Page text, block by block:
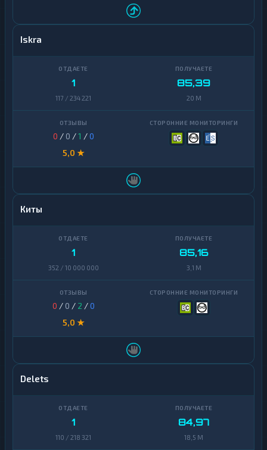
Iskra
1
117 / 234 221
85,39
20 M
0 / 0 /1 /0
5,0 ★
Киты
1
352 / 10 000 000
85,16
3,1 M
0 / 0 / 2 /0
5,0 ★
Delets
1
110 / 218 321
84,97
18,5 M